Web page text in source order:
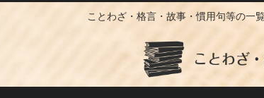
ことわざ・格言・故事・慣用句等の一